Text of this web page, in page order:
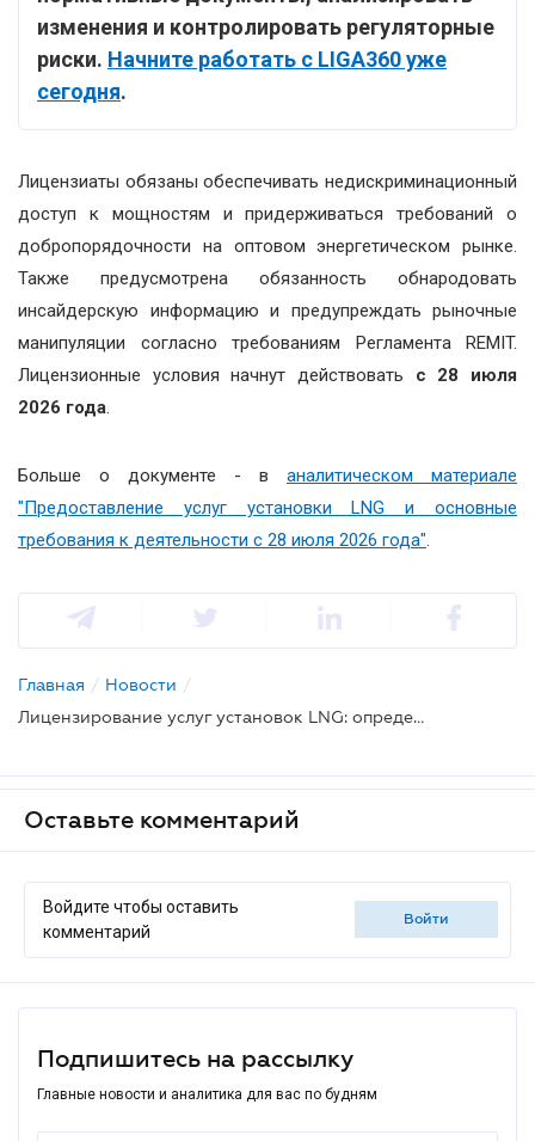
изменения и контролировать регуляторные
риски. Начните работать с LIGA360 уже
сегодня.
Лицензиаты обязаны обеспечивать недискриминационный
доступ к мощностям и придерживаться требований о
добропорядочности на оптовом энергетическом рынке.
Также предусмотрена обязанность обнародовать
инсайдерскую информацию и предупреждать рыночные
манипуляции согласно требованиям Регламента REMIT.
Лицензионные условия начнут действовать с 28 июля
2026 года.
Больше о документе - в аналитическом материале
"Предоставление услуг установки LNG и основные
требования к деятельности с 28 июля 2026 года".
Главная / Новости /
Лицензирование услуг установок LNG: определены правила
Оставьте комментарий
Войдите чтобы оставить
комментарий
войти
Подпишитесь на рассылку
Главные новости и аналитика для вас по будням